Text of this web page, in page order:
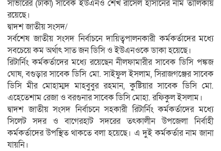
সাভারের (ঢাকা) সাবেক ইউএনও শেখ রাসেল হাসানের নাম তালিকায়
রয়েছে।
দ্বাদশ জাতীয় সংসদ/
সর্বশেষ জাতীয় সংসদ নির্বাচনে দায়িত্বপালনকারী কর্মকর্তাদের মধ্যে
সবচেয়ে কম অর্থাৎ সাত জন ডিসি ও ইউএনওকে ডাকা হয়েছে।
রিটার্নিং কর্মকর্তাদের মধ্যে রয়েছেন নীলফামারীর সাবেক ডিসি পঙ্কজ
ঘোষ, বগুড়ার সাবেক ডিসি মো. সাইফুল ইসলাম, সিরাজগঞ্জের সাবেক
ডিসি মীর মোহাম্মদ মাহবুবুর রহমান, কুষ্টিয়ার সাবেক ডিসি মো.
এহেতেশাম রেজা ও বরগুনার সাবেক ডিসি মোহা. রফিকুল ইসলাম।
দ্বাদশ জাতীয় সংসদ নির্বাচনে সহকারী রিটার্নিং কর্মকর্তাদের মধ্যে
সিলেট সদর ও বাগেরহাট সদরের তৎকালীন উপজেলা নির্বাহী
কর্মকর্তাদের উপস্থিত থাকতে বলা হয়েছে। এ দুই কর্মকর্তার নাম জানা
যায়নি।